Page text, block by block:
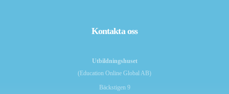
Kontakta oss
Utbildningshuset
(Education Online Global AB)
Bäckstigen 9